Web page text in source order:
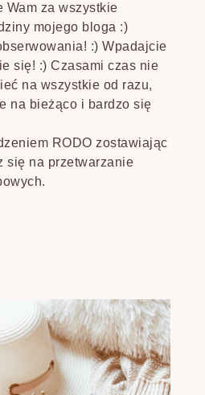
Wam za wszystkie
mojego bloga :)
:) Wpadajcie
się! :) Czasami czas nie
na wszystkie od razu,
na bieżąco i bardzo się
RODO zostawiając
się na przetwarzanie